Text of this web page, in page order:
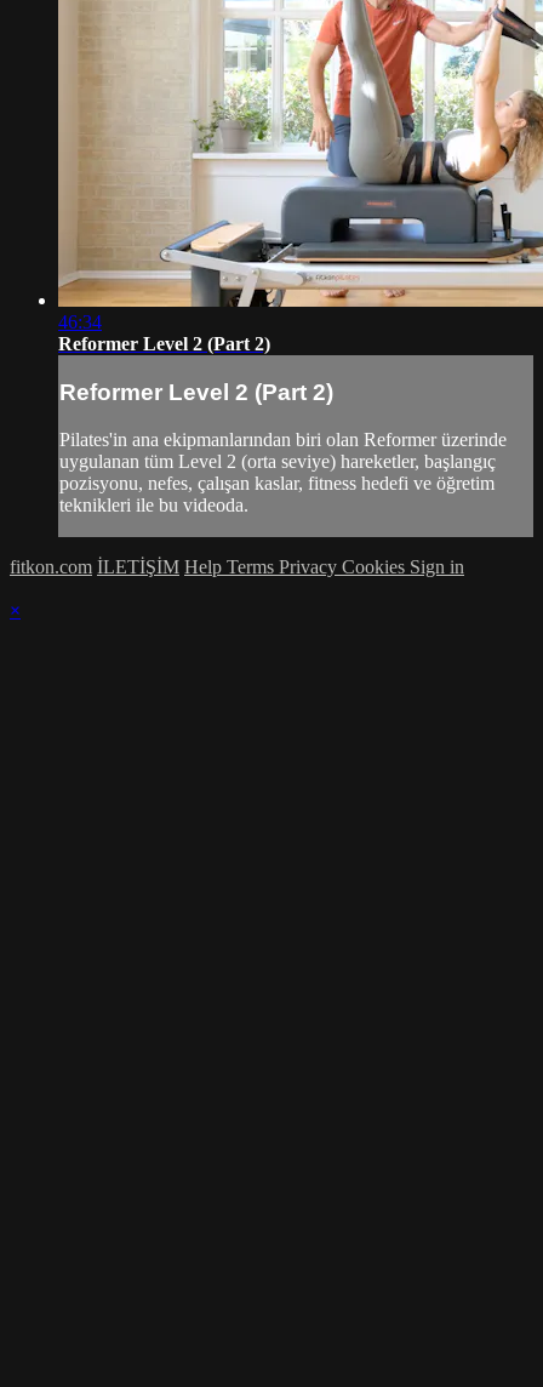
46:34
Reformer Level 2 (Part 2)
Reformer Level 2 (Part 2)
Pilates'in ana ekipmanlarından biri olan Reformer üzerinde
uygulanan tüm Level 2 (orta seviye) hareketler, başlangıç
pozisyonu, nefes, çalışan kaslar, fitness hedefi ve öğretim
teknikleri ile bu videoda.
fitkon.com İLETİŞİM Help Terms Privacy Cookies Sign in
×